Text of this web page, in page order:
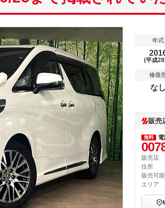
年式
(平成
修復
なし
販売
無料
販売店
住所
販売可能
エリア